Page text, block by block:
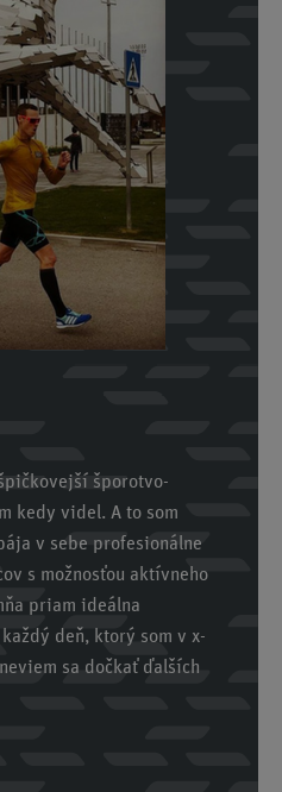
šporotvo-
kedy videl. A to som
v sebe profesionálne
s možnosťou aktívneho
priam ideálna
deň, ktorý som v x-
sa dočkať ďalších